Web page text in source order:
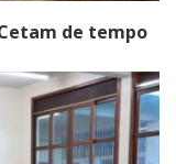
de tempo